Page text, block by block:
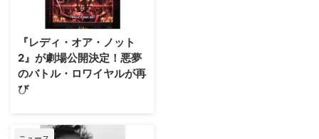
『レディ・オア・ノット
2』が劇場公開決定！悪夢
のバトル・ロワイヤルが再
び
サバイバル・ホラー映画『レデ